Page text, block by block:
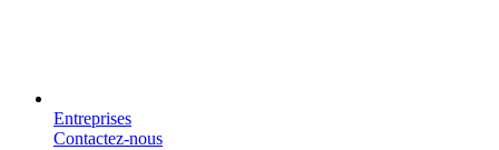
Entreprises
Contactez-nous